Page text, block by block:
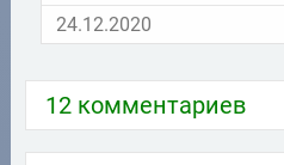
24.12.2020
12 комментариев